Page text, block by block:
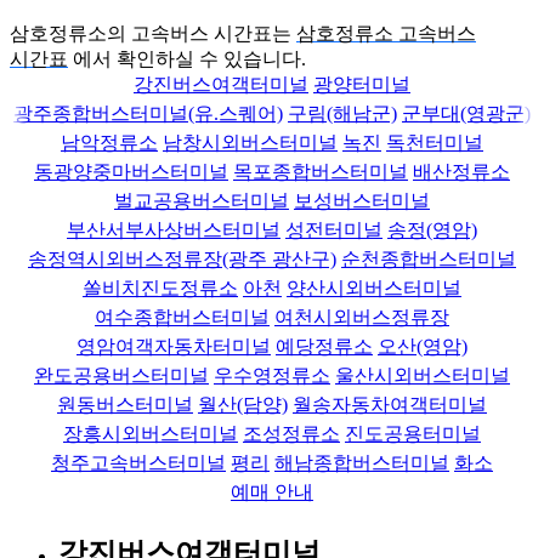
삼호정류소의 고속버스 시간표는 삼호정류소 고속버스
시간표 에서 확인하실 수 있습니다.
강진버스여객터미널 광양터미널
광주종합버스터미널(유.스퀘어) 구림(해남군) 군부대(영광군)
남악정류소 남창시외버스터미널 녹진 독천터미널
동광양중마버스터미널 목포종합버스터미널 배산정류소
벌교공용버스터미널 보성버스터미널
부산서부사상버스터미널 성전터미널 송정(영암)
송정역시외버스정류장(광주 광산구) 순천종합버스터미널
쏠비치진도정류소 아천 양산시외버스터미널
여수종합버스터미널 여천시외버스정류장
영암여객자동차터미널 예당정류소 오산(영암)
완도공용버스터미널 우수영정류소 울산시외버스터미널
원동버스터미널 월산(담양) 월송자동차여객터미널
장흥시외버스터미널 조성정류소 진도공용터미널
청주고속버스터미널 평리 해남종합버스터미널 화소
예매 안내